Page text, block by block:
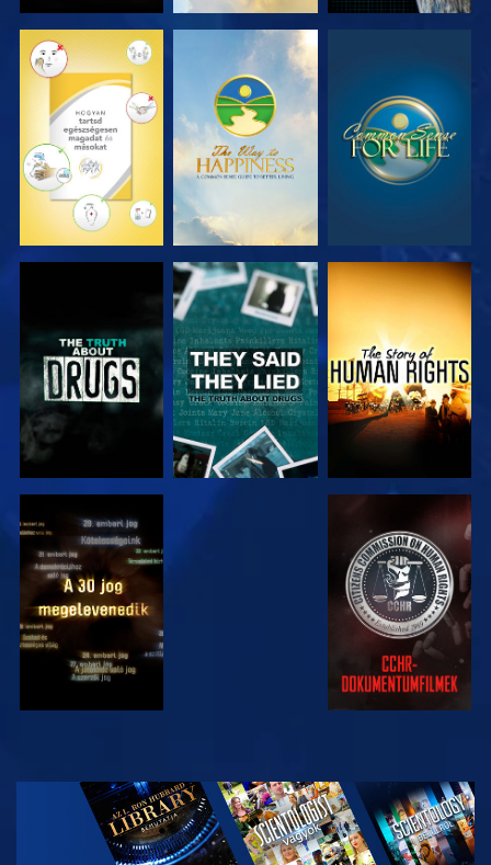
MŰSORNÉZÉS MŰSORNÉZÉS MŰSORNÉZÉS
MŰSORNÉZÉS MŰSORNÉZÉS MŰSORNÉZÉS
MŰSORNÉZÉS MŰSORNÉZÉS
MŰSORNÉZÉS
A SOROZAT
RÉSZEI